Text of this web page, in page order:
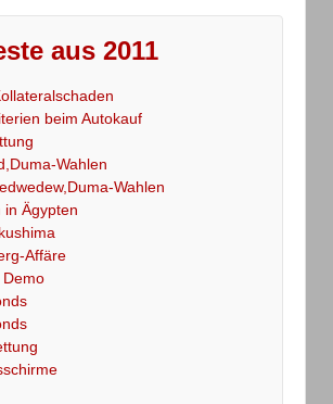
aus 2011
beim Autokauf
Wahlen
Wahlen
in Ägypten
Affäre